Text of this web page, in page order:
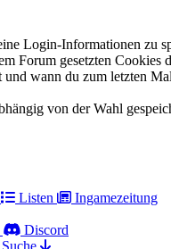
Login-Informationen zu
Forum gesetzten
wann du zum letzten
von der Wahl
Listen
Ingamezeitung
Discord
Suche